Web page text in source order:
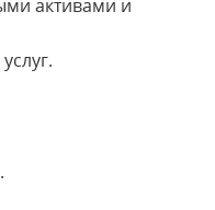
активами и